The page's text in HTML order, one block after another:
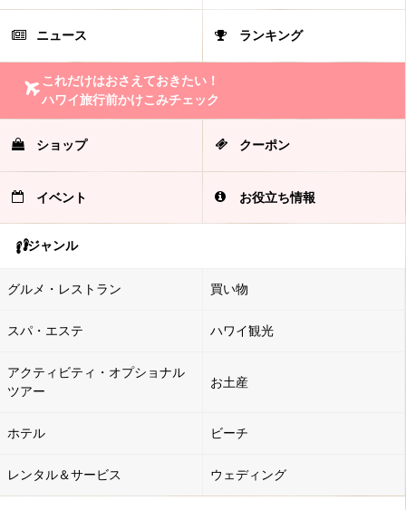
ニュース ランキング
これだけはおさえておきたい！
ハワイ旅行前かけこみチェック
ショップ クーポン
イベント お役立ち情報
ジャンル
グルメ・レストラン 買い物
スパ・エステ ハワイ観光
アクティビティ・オプショナル
ツアー
お土産
ホテル ビーチ
レンタル＆サービス ウェディング